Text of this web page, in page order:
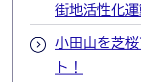
街地活性化運
小田山を芝
ト！